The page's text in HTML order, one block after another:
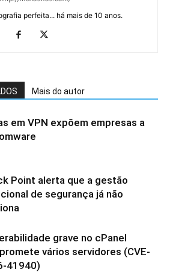
perfeita... há mais de 10 anos.
Mais do autor
em VPN expõem empresas a
Point alerta que a gestão
de segurança já não
grave no cPanel
vários servidores (CVE-
41940)